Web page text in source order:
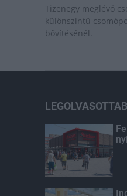
Tizenegy meglévő
különszintű
bővítésénél.